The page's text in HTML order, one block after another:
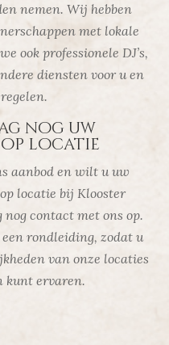
nemen. Wij hebben
met lokale
ook professionele DJ’s,
diensten voor u en
nog uw
locatie
aanbod en wilt u uw
locatie bij Klooster
contact met ons op.
rondleiding, zodat u
van onze locaties
kunt ervaren.